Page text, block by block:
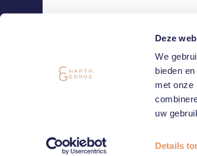
Deze
We
bieden
met onze
uw
Details
privacy policy.